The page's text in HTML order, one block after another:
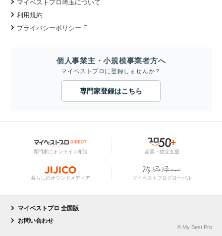
マイベストプロ埼玉について
利用規約
プライバシーポリシー
個人事業主・小規模事業者方へ
マイベストプロに登録しませんか？
専門家登録はこちら
専門家にオンライン相談 起業・独立支援
暮らしのオウンドメディア マイベストプログローバル
マイベストプロ 全国版
お問い合わせ
© My Best Pro